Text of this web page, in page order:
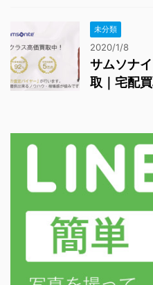
未分類
2020/1/8
サムソナ
取｜宅配